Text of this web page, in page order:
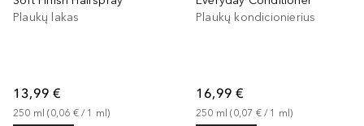
Plaukų lakas
13,99 €
250 ml (0,06 € / 1 ml)
Plaukų kondicionierius
16,99 €
250 ml (0,07 € / 1 ml)